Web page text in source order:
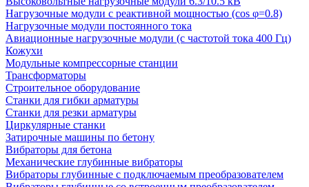
Нагрузочные модули с реактивной мощностью (cos φ=0.8)
Нагрузочные модули постоянного тока
Авиационные нагрузочные модули (с частотой тока 400 Гц)
Кожухи
Модульные компрессорные станции
Трансформаторы
Строительное оборудование
Станки для гибки арматуры
Станки для резки арматуры
Циркулярные станки
Затирочные машины по бетону
Вибраторы для бетона
Механические глубинные вибраторы
Вибраторы глубинные с подключаемым преобразователем